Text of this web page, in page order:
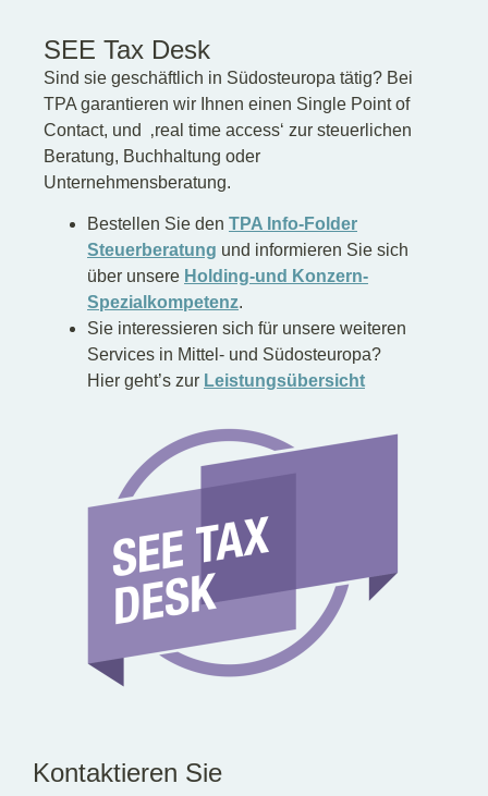
SEE Tax Desk
Sind sie geschäftlich in Südosteuropa tätig? Bei
TPA garantieren wir Ihnen einen Single Point of
Contact, und ‚real time access‘ zur steuerlichen
Beratung, Buchhaltung oder
Unternehmensberatung.
Bestellen Sie den TPA Info-Folder
Steuerberatung und informieren Sie sich
über unsere Holding-und Konzern-
Spezialkompetenz.
Sie interessieren sich für unsere weiteren
Services in Mittel- und Südosteuropa?
Hier geht’s zur Leistungsübersicht
Kontaktieren Sie